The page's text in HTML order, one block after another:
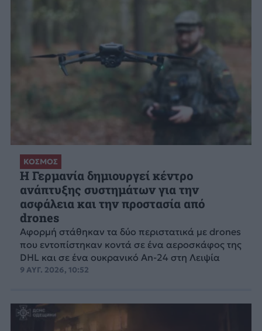
ΚΟΣΜΟΣ
Η Γερμανία δημιουργεί κέντρο
ανάπτυξης συστημάτων για την
ασφάλεια και την προστασία από
drones
Αφορμή στάθηκαν τα δύο περιστατικά με drones
που εντοπίστηκαν κοντά σε ένα αεροσκάφος της
DHL και σε ένα ουκρανικό An-24 στη Λειψία
9 ΑΥΓ. 2026, 10:52